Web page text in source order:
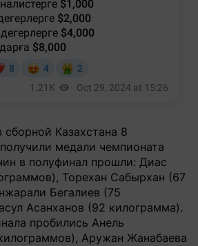
Казахстана 8
медали чемпионата
в полуфинал прошли: Диас
Торехан Сабырхан (67
Бегалиев (75
Асанханов (92 килограмма).
пробились Анель
Аружан Жанабаева